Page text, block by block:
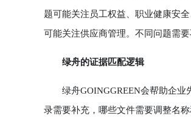
题可能关注员工权益、职业健康安
可能关注供应商管理。不同问题需
绿舟的证据匹配逻辑
绿舟GOINGGREEN会帮助企业
录需要补充，哪些文件需要调整名